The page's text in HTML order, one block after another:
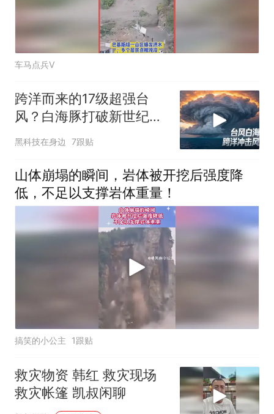
车马点兵V
跨洋而来的17级超强台
风？白海豚打破新世纪纪
录
黑科技在身边 7跟贴
山体崩塌的瞬间，岩体被开挖后强度降
低，不足以支撑岩体重量！
搞笑的小公主 1跟贴
救灾物资 韩红 救灾现场
救灾帐篷 凯叔闲聊